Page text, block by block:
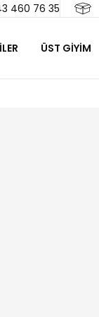
460 76 35
ÜST GİYİM